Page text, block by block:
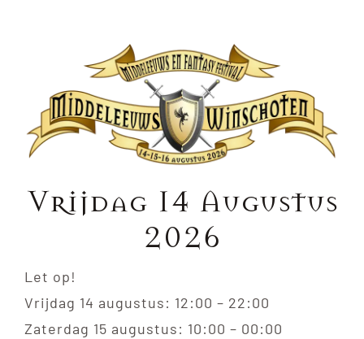
Vrijdag 14 Augustus
2026
Let op!
Vrijdag 14 augustus: 12:00 – 22:00
Zaterdag 15 augustus: 10:00 – 00:00